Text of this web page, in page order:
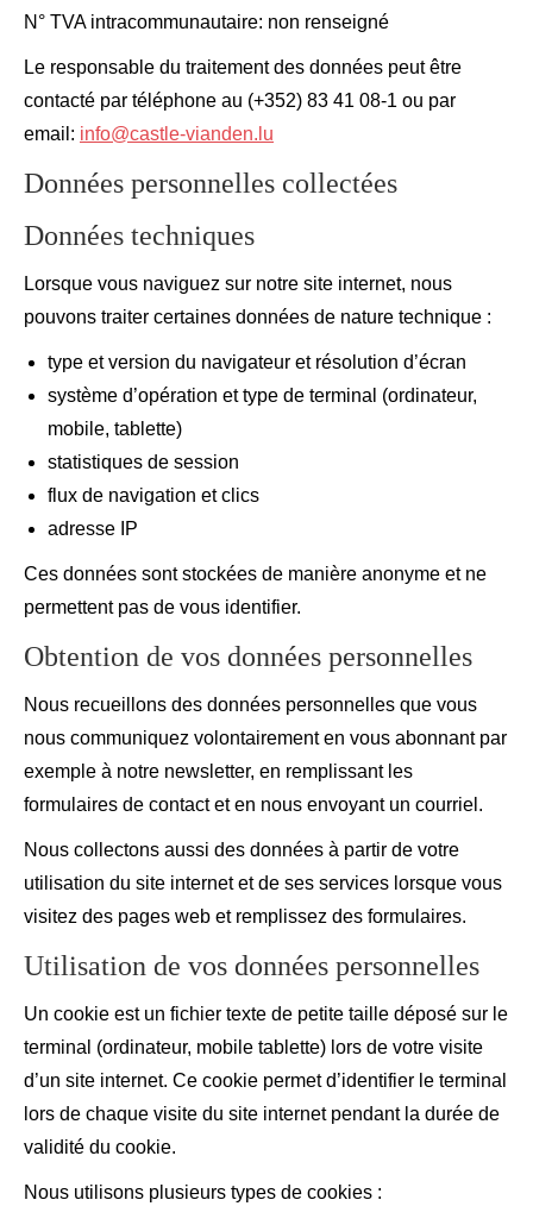
N° TVA intracommunautaire: non renseigné
Le responsable du traitement des données peut être
contacté par téléphone au (+352) 83 41 08-1 ou par
email: info@castle-vianden.lu
Données personnelles collectées
Données techniques
Lorsque vous naviguez sur notre site internet, nous
pouvons traiter certaines données de nature technique :
type et version du navigateur et résolution d’écran
système d’opération et type de terminal (ordinateur,
mobile, tablette)
statistiques de session
flux de navigation et clics
adresse IP
Ces données sont stockées de manière anonyme et ne
permettent pas de vous identifier.
Obtention de vos données personnelles
Nous recueillons des données personnelles que vous
nous communiquez volontairement en vous abonnant par
exemple à notre newsletter, en remplissant les
formulaires de contact et en nous envoyant un courriel.
Nous collectons aussi des données à partir de votre
utilisation du site internet et de ses services lorsque vous
visitez des pages web et remplissez des formulaires.
Utilisation de vos données personnelles
Un cookie est un fichier texte de petite taille déposé sur le
terminal (ordinateur, mobile tablette) lors de votre visite
d’un site internet. Ce cookie permet d’identifier le terminal
lors de chaque visite du site internet pendant la durée de
validité du cookie.
Nous utilisons plusieurs types de cookies :